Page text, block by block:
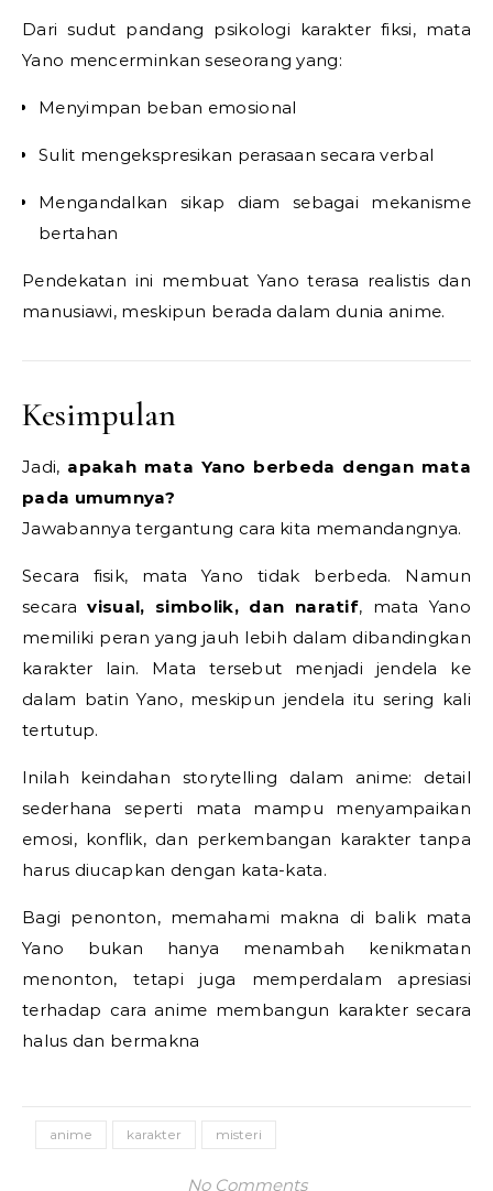
Dari sudut pandang psikologi karakter fiksi, mata
Yano mencerminkan seseorang yang:
Menyimpan beban emosional
Sulit mengekspresikan perasaan secara verbal
Mengandalkan sikap diam sebagai mekanisme
bertahan
Pendekatan ini membuat Yano terasa realistis dan
manusiawi, meskipun berada dalam dunia anime.
Kesimpulan
Jadi, apakah mata Yano berbeda dengan mata
pada umumnya?
Jawabannya tergantung cara kita memandangnya.
Secara fisik, mata Yano tidak berbeda. Namun
secaravisual, simbolik, dan naratif, mata Yano
memiliki peran yang jauh lebih dalam dibandingkan
karakter lain. Mata tersebut menjadi jendela ke
dalam batin Yano, meskipun jendela itu sering kali
tertutup.
Inilah keindahan storytelling dalam anime: detail
sederhana seperti mata mampu menyampaikan
emosi, konflik, dan perkembangan karakter tanpa
harus diucapkan dengan kata-kata.
Bagi penonton, memahami makna di balik mata
Yano bukan hanya menambah kenikmatan
menonton, tetapi juga memperdalam apresiasi
terhadap cara anime membangun karakter secara
halus dan bermakna
anime karakter misteri
No Comments